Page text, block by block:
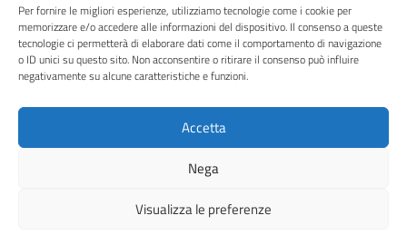
Per fornire le migliori esperienze, utilizziamo tecnologie come i cookie per
memorizzare e/o accedere alle informazioni del dispositivo. Il consenso a queste
tecnologie ci permetterà di elaborare dati come il comportamento di navigazione
o ID unici su questo sito. Non acconsentire o ritirare il consenso può influire
negativamente su alcune caratteristiche e funzioni.
Accetta
Nega
Visualizza le preferenze
Codice Univoco per le fatture elettroniche: UFHWS5
Liceo Scientifico "Gaetano Rummo"
Conto Corrente Bancario (C.C.B.):
IT17 H 03069 15003 100000046036
Conto Tesoreria
CODICE TESORERIA: TU-421-0310110
IBAN: IT 84 E 01000 04306 TU0000017891
Idea e progetto di Designers Italia